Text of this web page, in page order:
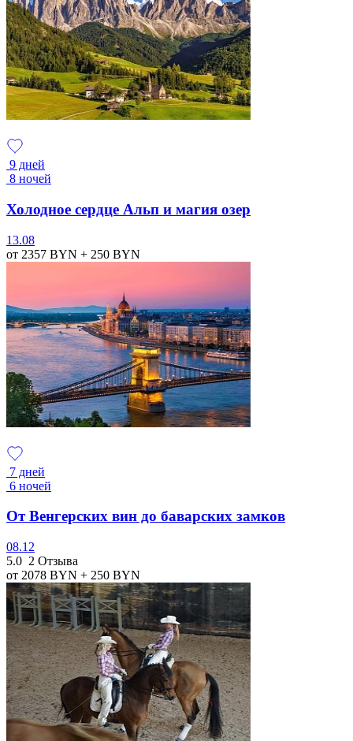
9 дней
8 ночей
Холодное сердце Альп и магия озер
13.08
от 2357 BYN + 250 BYN
7 дней
6 ночей
От Венгерских вин до баварских замков
08.12
5.0 2 Отзыва
от 2078 BYN + 250 BYN